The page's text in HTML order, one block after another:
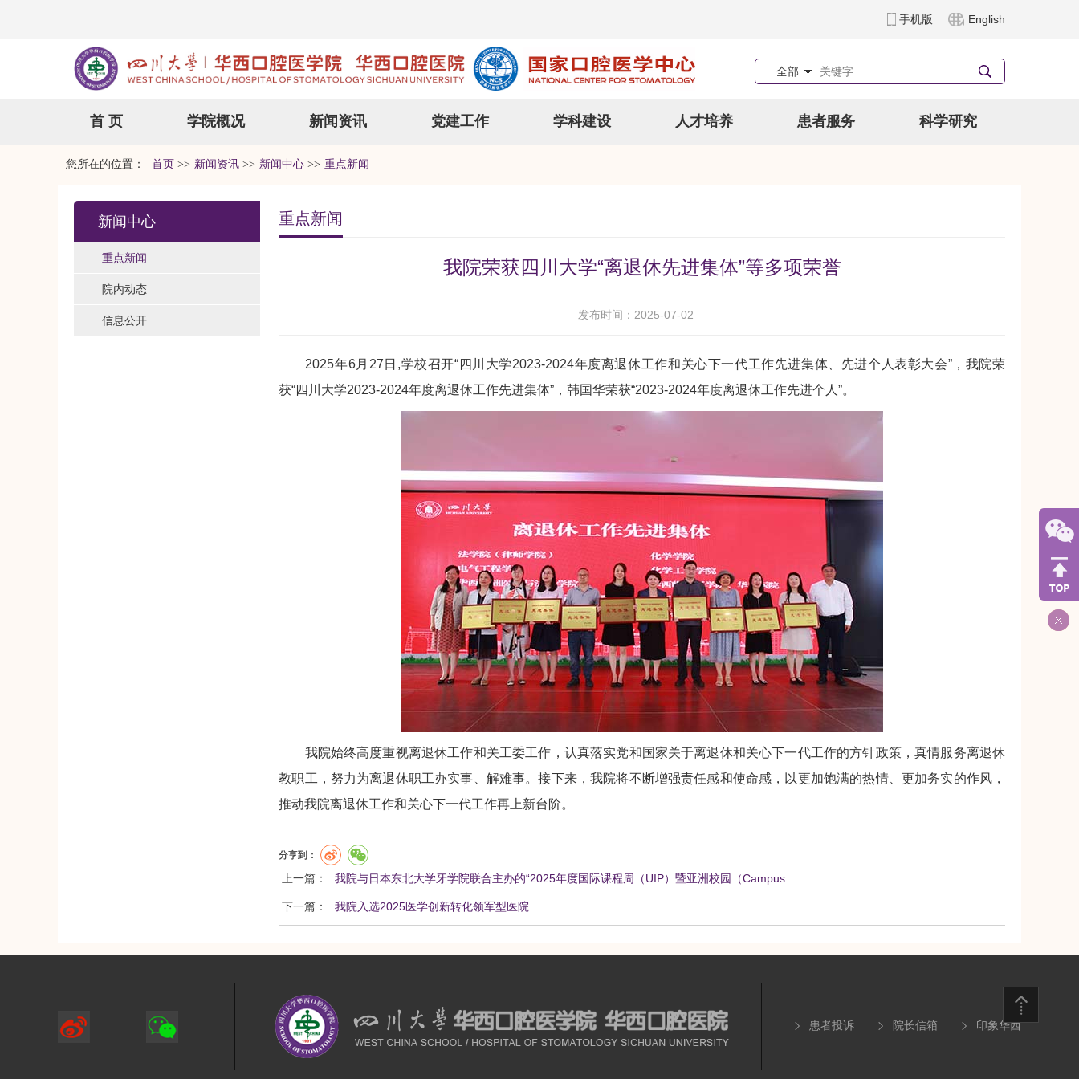
手机版 English
全部
首 页 学院概况 新闻资讯 党建工作 学科建设 人才培养 患者服务 科学研究
您所在的位置： 首页 >> 新闻资讯 >> 新闻中心 >> 重点新闻
新闻中心
重点新闻
院内动态
信息公开
重点新闻
我院荣获四川大学“离退休先进集体”等多项荣誉
发布时间：2025-07-02
2025年6月27日,学校召开“四川大学2023-2024年度离退休工作和关心下一代工作先进集体、先进个人表彰大会”，我院荣
获“四川大学2023-2024年度离退休工作先进集体”，韩国华荣获“2023-2024年度离退休工作先进个人”。
我院始终高度重视离退休工作和关工委工作，认真落实党和国家关于离退休和关心下一代工作的方针政策，真情服务离退休
教职工，努力为离退休职工办实事、解难事。接下来，我院将不断增强责任感和使命感，以更加饱满的热情、更加务实的作风，
推动我院离退休工作和关心下一代工作再上新台阶。
分享到：
上一篇： 我院与日本东北大学牙学院联合主办的“2025年度国际课程周（UIP）暨亚洲校园（Campus …
下一篇： 我院入选2025医学创新转化领军型医院
患者投诉 院长信箱 印象华西